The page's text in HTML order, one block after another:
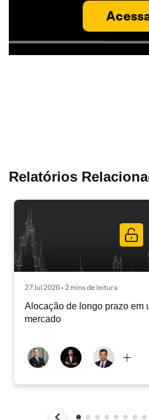
Relatórios
27 Jul 2026 • 2 mins de leitura
Alocação de longo prazo em
mercado